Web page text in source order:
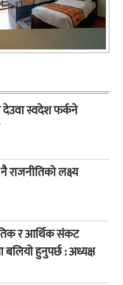
देउवा स्वदेश फर्कने
राजनीतिको लक्ष्य
र आर्थिक संकट
बलियो हुनुपर्छ : अध्यक्ष